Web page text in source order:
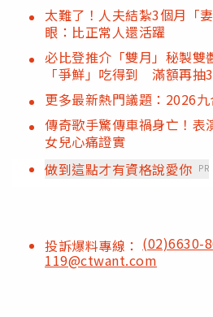
太難了！人夫結紮3個月「
眼：比正常人還活躍
必比登推介「雙月」秘製雙
「爭鮮」吃得到 滿額再抽
更多最新熱門議題：2026
傳奇歌手驚傳車禍身亡！
女兒心痛證實
做到這點才有資格說愛你 PR
投訴爆料專線： (02)6630-
119@ctwant.com